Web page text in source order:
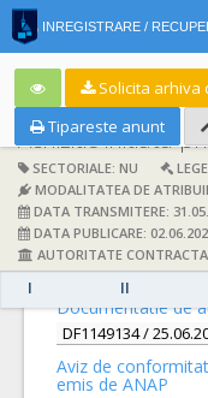
INREGISTRARE /
Solicita arhiva
Tipareste anunt
Achizitie initiata
SECTORIALE: NU
MODALITATEA DE
DATA TRANSMITERE:
DATA PUBLICARE:
AUTORITATE
I II
DETALII
Documentatie de
DF1149134/
Aviz de
emis de ANAP